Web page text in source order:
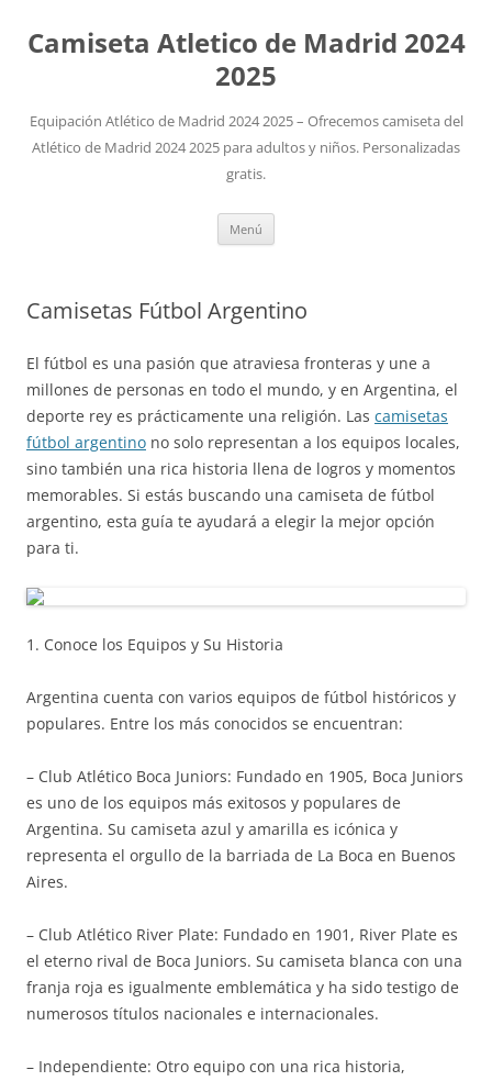
Camiseta Atletico de Madrid 2024
2025
Equipación Atlético de Madrid 2024 2025 – Ofrecemos camiseta del
Atlético de Madrid 2024 2025 para adultos y niños. Personalizadas
gratis.
Menú
Camisetas Fútbol Argentino
El fútbol es una pasión que atraviesa fronteras y une a
millones de personas en todo el mundo, y en Argentina, el
deporte rey es prácticamente una religión. Las camisetas
fútbol argentino no solo representan a los equipos locales,
sino también una rica historia llena de logros y momentos
memorables. Si estás buscando una camiseta de fútbol
argentino, esta guía te ayudará a elegir la mejor opción
para ti.
1. Conoce los Equipos y Su Historia
Argentina cuenta con varios equipos de fútbol históricos y
populares. Entre los más conocidos se encuentran:
– Club Atlético Boca Juniors: Fundado en 1905, Boca Juniors
es uno de los equipos más exitosos y populares de
Argentina. Su camiseta azul y amarilla es icónica y
representa el orgullo de la barriada de La Boca en Buenos
Aires.
– Club Atlético River Plate: Fundado en 1901, River Plate es
el eterno rival de Boca Juniors. Su camiseta blanca con una
franja roja es igualmente emblemática y ha sido testigo de
numerosos títulos nacionales e internacionales.
– Independiente: Otro equipo con una rica historia,